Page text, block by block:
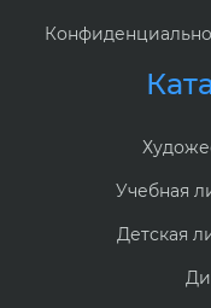
Учебная
Детская